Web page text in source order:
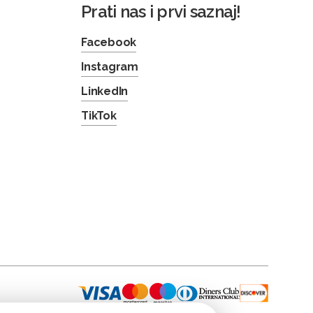
Prati nas i prvi saznaj!
Facebook
Instagram
LinkedIn
TikTok